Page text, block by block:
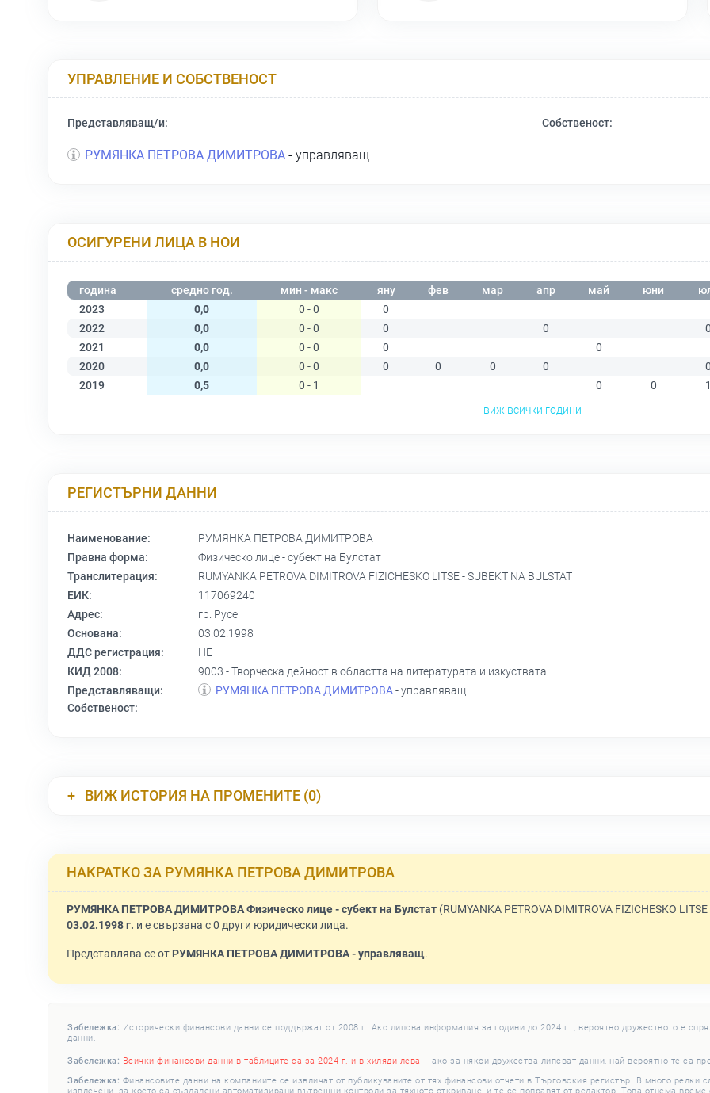
УПРАВЛЕНИЕ И СОБСТВЕНОСТ
Представляващ/и:
РУМЯНКА ПЕТРОВА ДИМИТРОВА - управляващ
Собственост:
ОСИГУРЕНИ ЛИЦА В НОИ
година средно год. мин - макс яну фев мар апр май юни
2023
0,0 0 - 0
0
2022
0,0 0 - 0 0 0
2021
0,0 0 - 0 0
0
2020
0,0 0 - 0 0 0 0 0
2019
0,5 0 - 1 0 0
виж всички години
РЕГИСТЪРНИ ДАННИ
Наименование:
РУМЯНКА ПЕТРОВА ДИМИТРОВА
Правна форма:
Физическо лице - субект на Булстат
Транслитерация:
RUMYANKA PETROVA DIMITROVA FIZICHESKO LITSE - SUBEKT NA BULSTAT
ЕИК:
117069240
Адрес:
гр. Русе
Основана:
03.02.1998
ДДС регистрация:
НЕ
КИД 2008:
9003 - Творческа дейност в областта на литературата и изкуствата
Представляващи:
РУМЯНКА ПЕТРОВА ДИМИТРОВА- управляващ
Собственост:
ВИЖ ИСТОРИЯ НА ПРОМЕНИТЕ (0)
НАКРАТКО ЗА РУМЯНКА ПЕТРОВА ДИМИТРОВА
РУМЯНКА ПЕТРОВА ДИМИТРОВА Физическо лице - субект на Булстат (RUMYANKA PETROVA DIMITROVA FIZICHESKO
03.02.1998 г. и е свързана с 0 други юридически лица.
Представлява се от РУМЯНКА ПЕТРОВА ДИМИТРОВА - управляващ.
Забележка: Исторически финансови данни се поддържат от 2008 г. Ако липсва информация за години до 2024 г. , вероятно дружеството е
данни.
Забележка: Всички финансови данни в таблиците са за 2024 г. и в хиляди лева – ако за някои дружества липсват данни, най-вероятно те са
Забележка: Финансовите данни на компаниите се извличат от публикуваните от тях финансови отчети в Търговския регистър. В много